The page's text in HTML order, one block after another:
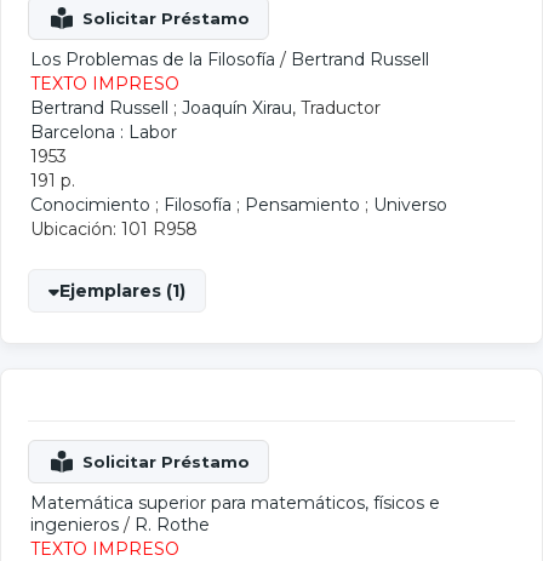
Los Problemas de la Filosofía / Bertrand Russell
TEXTO IMPRESO
Bertrand Russell ; Joaquín Xirau, Traductor
Barcelona : Labor
1953
191 p.
Conocimiento ; Filosofía ; Pensamiento ; Universo
Ubicación: 101 R958
Ejemplares (1)
Matemática superior para matemáticos, físicos e
ingenieros / R. Rothe
TEXTO IMPRESO